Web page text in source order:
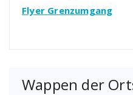
Flyer Grenzumgang
Wappen der